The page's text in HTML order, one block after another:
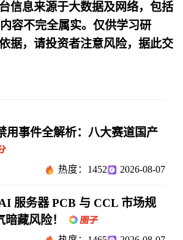
信息来源于大数据及网络，包括
容不完全属实。仅供学习研
据，请投资者注意风险，据此交
用事件全解析：八大赛道国产
热度：1452 2026-08-07
服务器 PCB 与 CCL 市场规
暗藏风险！